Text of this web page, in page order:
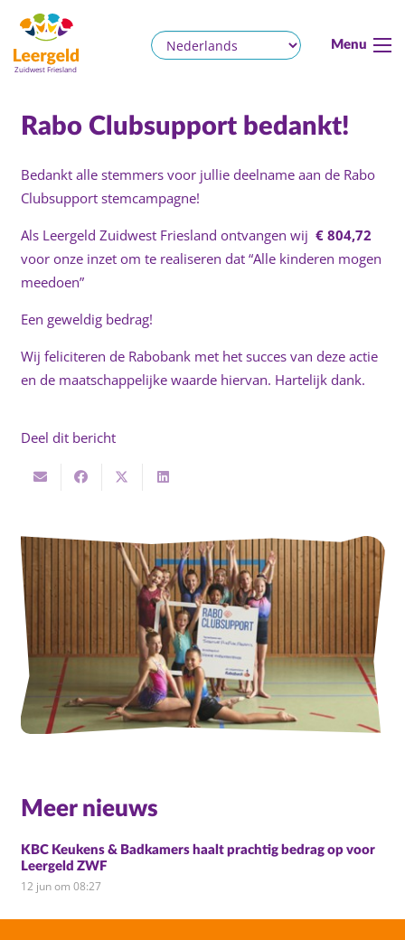
Menu
Rabo Clubsupport bedankt!
Bedankt alle stemmers voor jullie deelname aan de Rabo
Clubsupport stemcampagne!
Als Leergeld Zuidwest Friesland ontvangen wij € 804,72
voor onze inzet om te realiseren dat “Alle kinderen mogen
meedoen”
Een geweldig bedrag!
Wij feliciteren de Rabobank met het succes van deze actie
en de maatschappelijke waarde hiervan. Hartelijk dank.
Deel dit bericht
Meer nieuws
KBC Keukens & Badkamers haalt prachtig bedrag op voor
Leergeld ZWF
12 jun om 08:27